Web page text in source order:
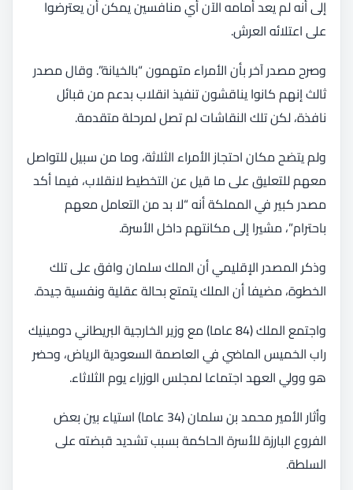
إلى أنه لم يعد أمامه الآن أي منافسين يمكن أن يعترضوا
على اعتلائه العرش.
وصرح مصدر آخر بأن الأمراء متهمون “بالخيانة”. وقال مصدر
ثالث إنهم كانوا يناقشون تنفيذ انقلاب بدعم من قبائل
نافذة، لكن تلك النقاشات لم تصل لمرحلة متقدمة.
ولم يتضح مكان احتجاز الأمراء الثلاثة، وما من سبيل للتواصل
معهم للتعليق على ما قيل عن التخطيط لانقلاب، فيما أكد
مصدر كبير في المملكة أنه “لا بد من التعامل معهم
باحترام”، مشيرا إلى مكانتهم داخل الأسرة.
وذكر المصدر الإقليمي أن الملك سلمان وافق على تلك
الخطوة، مضيفا أن الملك يتمتع بحالة عقلية ونفسية جيدة.
واجتمع الملك (84 عاما) مع وزير الخارجية البريطاني دومينيك
راب الخميس الماضي في العاصمة السعودية الرياض، وحضر
هو وولي العهد اجتماعا لمجلس الوزراء يوم الثلاثاء.
وأثار الأمير محمد بن سلمان (34 عاما) استياء بين بعض
الفروع البارزة للأسرة الحاكمة بسبب تشديد قبضته على
السلطة.